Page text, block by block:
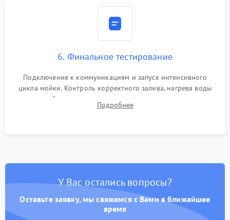
6. Финальное тестирование
Подключение к коммуникациям и запуск интенсивного
цикла мойки. Контроль корректного залива, нагрева воды
до нужной температуры, отсутствия посторонних шумов,
штатного слива и абсолютной сухости в поддоне.
Подробнее
У Вас остались вопросы?
Оставьте заявку, мы свяжемся с Вами в ближайшее
время